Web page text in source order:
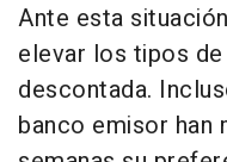
Ante esta
elevar los tipos
descontada.
banco emisor han